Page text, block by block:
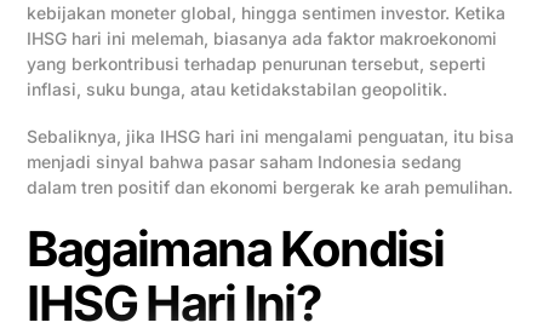
kebijakan moneter global, hingga sentimen investor. Ketika
IHSG hari ini melemah, biasanya ada faktor makroekonomi
yang berkontribusi terhadap penurunan tersebut, seperti
inflasi, suku bunga, atau ketidakstabilan geopolitik.
Sebaliknya, jika IHSG hari ini mengalami penguatan, itu bisa
menjadi sinyal bahwa pasar saham Indonesia sedang
dalam tren positif dan ekonomi bergerak ke arah pemulihan.
Bagaimana Kondisi
IHSG Hari Ini?